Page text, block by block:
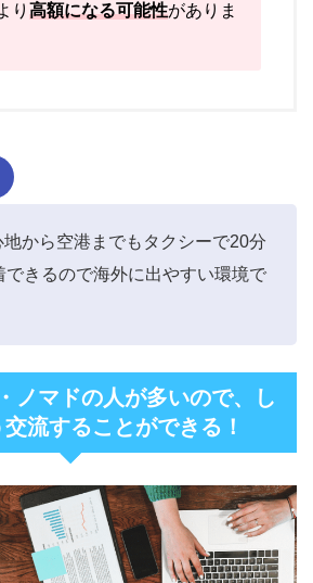
り高額になる可能性がありま
から空港までもタクシーで20分
できるので海外に出やすい環境で
ノマドの人が多いので、し
流することができる！